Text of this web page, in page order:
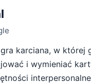
karciana, w której
i wymieniać